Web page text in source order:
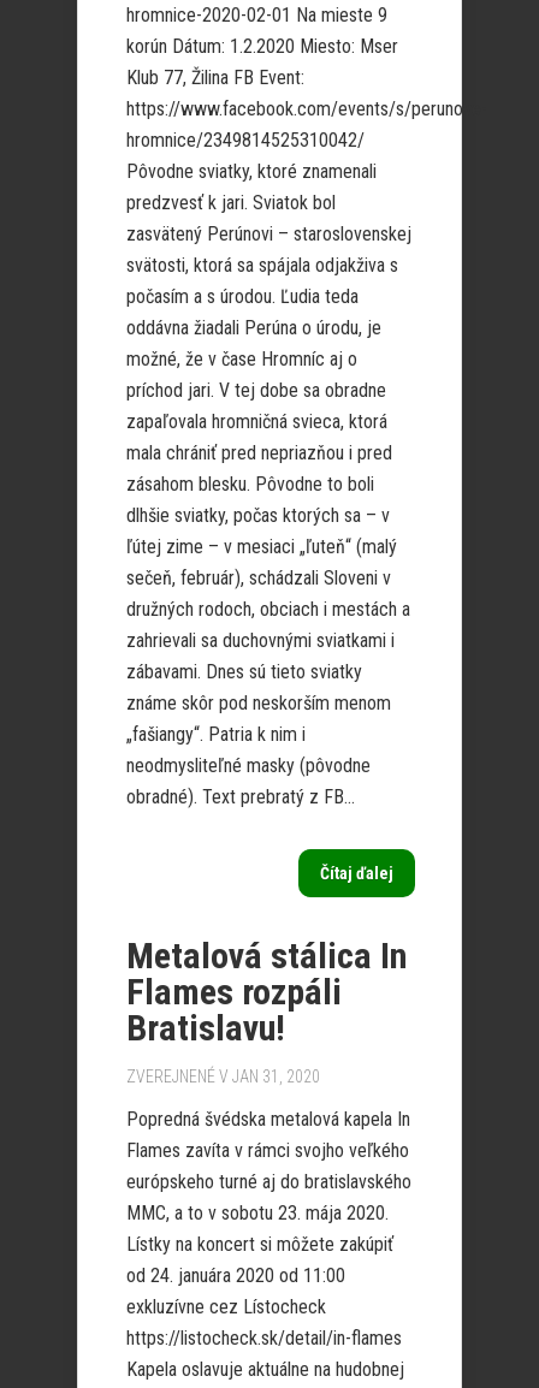
hromnice-2020-02-01 Na mieste 9
korún Dátum: 1.2.2020 Miesto: Mser
Klub 77, Žilina FB Event:
https://www.facebook.com/events/s/perunove-
hromnice/2349814525310042/
Pôvodne sviatky, ktoré znamenali
predzvesť k jari. Sviatok bol
zasvätený Perúnovi – staroslovenskej
svätosti, ktorá sa spájala odjakživa s
počasím a s úrodou. Ľudia teda
oddávna žiadali Perúna o úrodu, je
možné, že v čase Hromníc aj o
príchod jari. V tej dobe sa obradne
zapaľovala hromničná svieca, ktorá
mala chrániť pred nepriazňou i pred
zásahom blesku. Pôvodne to boli
dlhšie sviatky, počas ktorých sa – v
ľútej zime – v mesiaci „ľuteň“ (malý
sečeň, február), schádzali Sloveni v
družných rodoch, obciach i mestách a
zahrievali sa duchovnými sviatkami i
zábavami. Dnes sú tieto sviatky
známe skôr pod neskorším menom
„fašiangy“. Patria k nim i
neodmysliteľné masky (pôvodne
obradné). Text prebratý z FB...
Čítaj ďalej
Metalová stálica In
Flames rozpáli
Bratislavu!
ZVEREJNENÉ V JAN 31, 2020
Popredná švédska metalová kapela In
Flames zavíta v rámci svojho veľkého
európskeho turné aj do bratislavského
MMC, a to v sobotu 23. mája 2020.
Lístky na koncert si môžete zakúpiť
od 24. januára 2020 od 11:00
exkluzívne cez Lístocheck
https://listocheck.sk/detail/in-flames
Kapela oslavuje aktuálne na hudobnej